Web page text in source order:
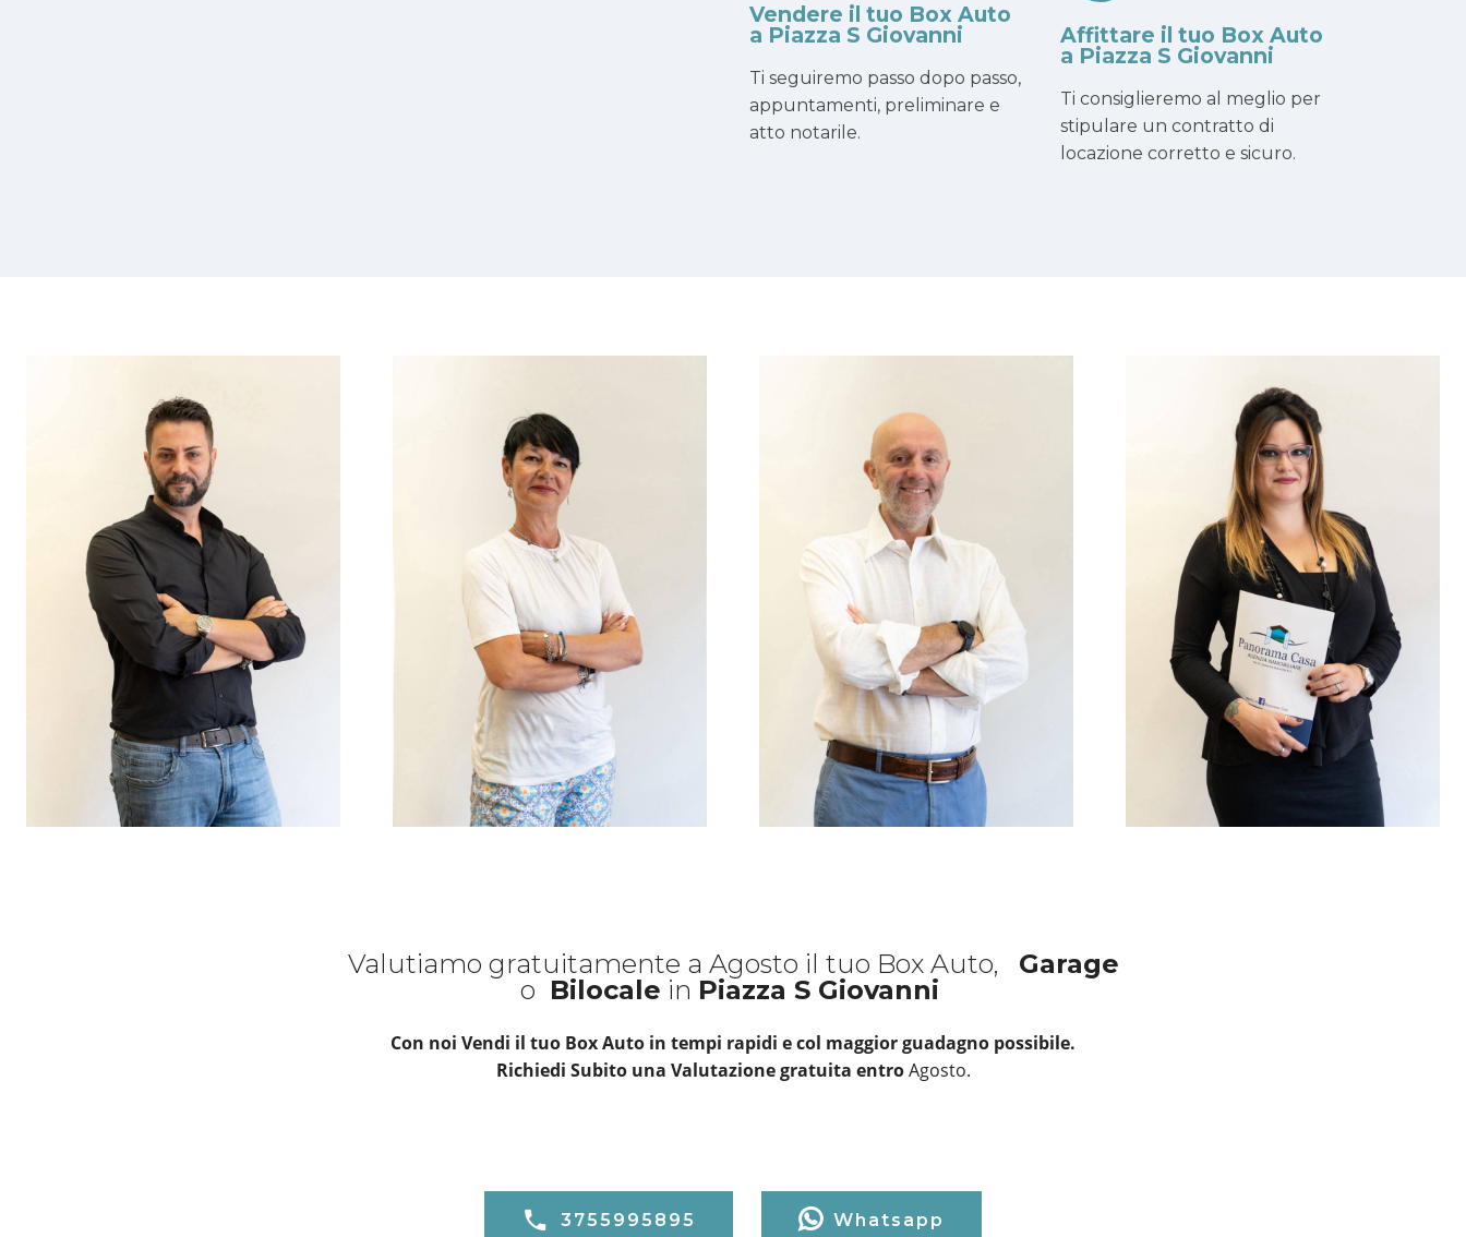
Vendere il tuo Box Auto
a Piazza S Giovanni
Ti seguiremo passo dopo passo,
appuntamenti, preliminare e
atto notarile.
Affittare il tuo Box Auto
a Piazza S Giovanni
Ti consiglieremo al meglio per
stipulare un contratto di
locazione corretto e sicuro.
Valutiamo gratuitamente a Agosto il tuo Box Auto, Garage
o Bilocale in Piazza S Giovanni
Con noi Vendi il tuo Box Auto in tempi rapidi e col maggior guadagno possibile.
Richiedi Subito una Valutazione gratuita entroAgosto.
3755995895 Whatsapp